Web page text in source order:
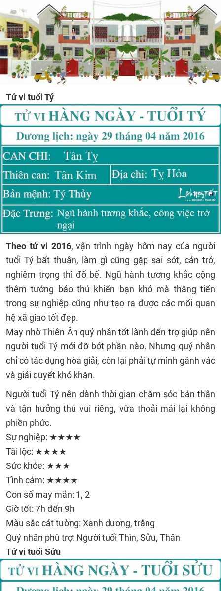
Tử vi tuổi Tý
Theo tử vi 2016, vận trình ngày hôm nay của người
tuổi Tý bất thuận, làm gì cũng gặp sai sót, cản trở,
nghiêm trọng thì đổ bể. Ngũ hành tương khắc cộng
thêm tưởng bảo thủ khiến bạn khó mà thăng tiến
trong sự nghiệp cũng như tạo ra được các mối quan
hệ xã giao tốt đẹp.
May nhờ Thiên Ân quý nhân tốt lành đến trợ giúp nên
người tuổi Tý mới đỡ bớt phần nào. Nhưng quý nhân
chỉ có tác dụng hòa giải, còn lại phải tự mình gánh vác
và giải quyết khó khăn.
Người tuổi Tý nên dành thời gian chăm sóc bản thân
và tận hưởng thú vui riêng, vừa thoải mái lại không
phiền phức.
Sự nghiệp: ★★★★
Tài lộc: ★★★★
Sức khỏe: ★★★
Tình cảm: ★★★★
Con số may mắn: 1, 2
Giờ tốt: 7h đến 9h
Màu sắc cát tường: Xanh dương, trắng
Quý nhân phù trợ: Người tuổi Thìn, Sửu, Thân
Tử vi tuổi Sửu